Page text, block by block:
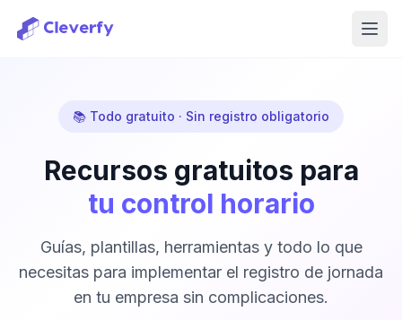
📚 Todo gratuito · Sin registro obligatorio
Recursos gratuitos para
tu control horario
Guías, plantillas, herramientas y todo lo que
necesitas para implementar el registro de jornada
en tu empresa sin complicaciones.